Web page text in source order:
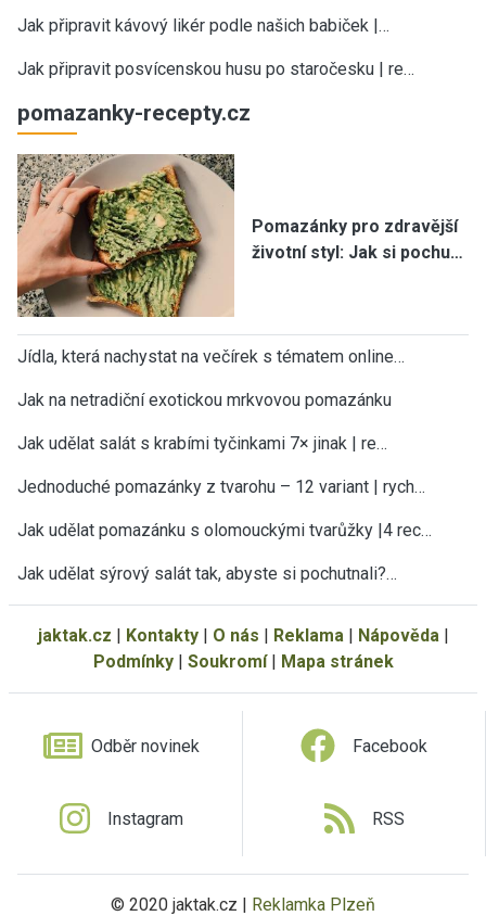
Jak připravit kávový likér podle našich babiček |…
Jak připravit posvícenskou husu po staročesku | re…
pomazanky-recepty.cz
Pomazánky pro zdravější
životní styl: Jak si pochu…
Jídla, která nachystat na večírek s tématem online…
Jak na netradiční exotickou mrkvovou pomazánku
Jak udělat salát s krabími tyčinkami 7× jinak | re…
Jednoduché pomazánky z tvarohu – 12 variant | rych…
Jak udělat pomazánku s olomouckými tvarůžky |4 rec…
Jak udělat sýrový salát tak, abyste si pochutnali?…
jaktak.cz | Kontakty| O nás | Reklama| Nápověda|
Podmínky| Soukromí| Mapa stránek
Odběr novinek Facebook
Instagram RSS
© 2020 jaktak.cz | Reklamka Plzeň